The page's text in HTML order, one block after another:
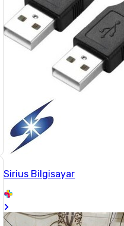
Sirius Bilgisayar